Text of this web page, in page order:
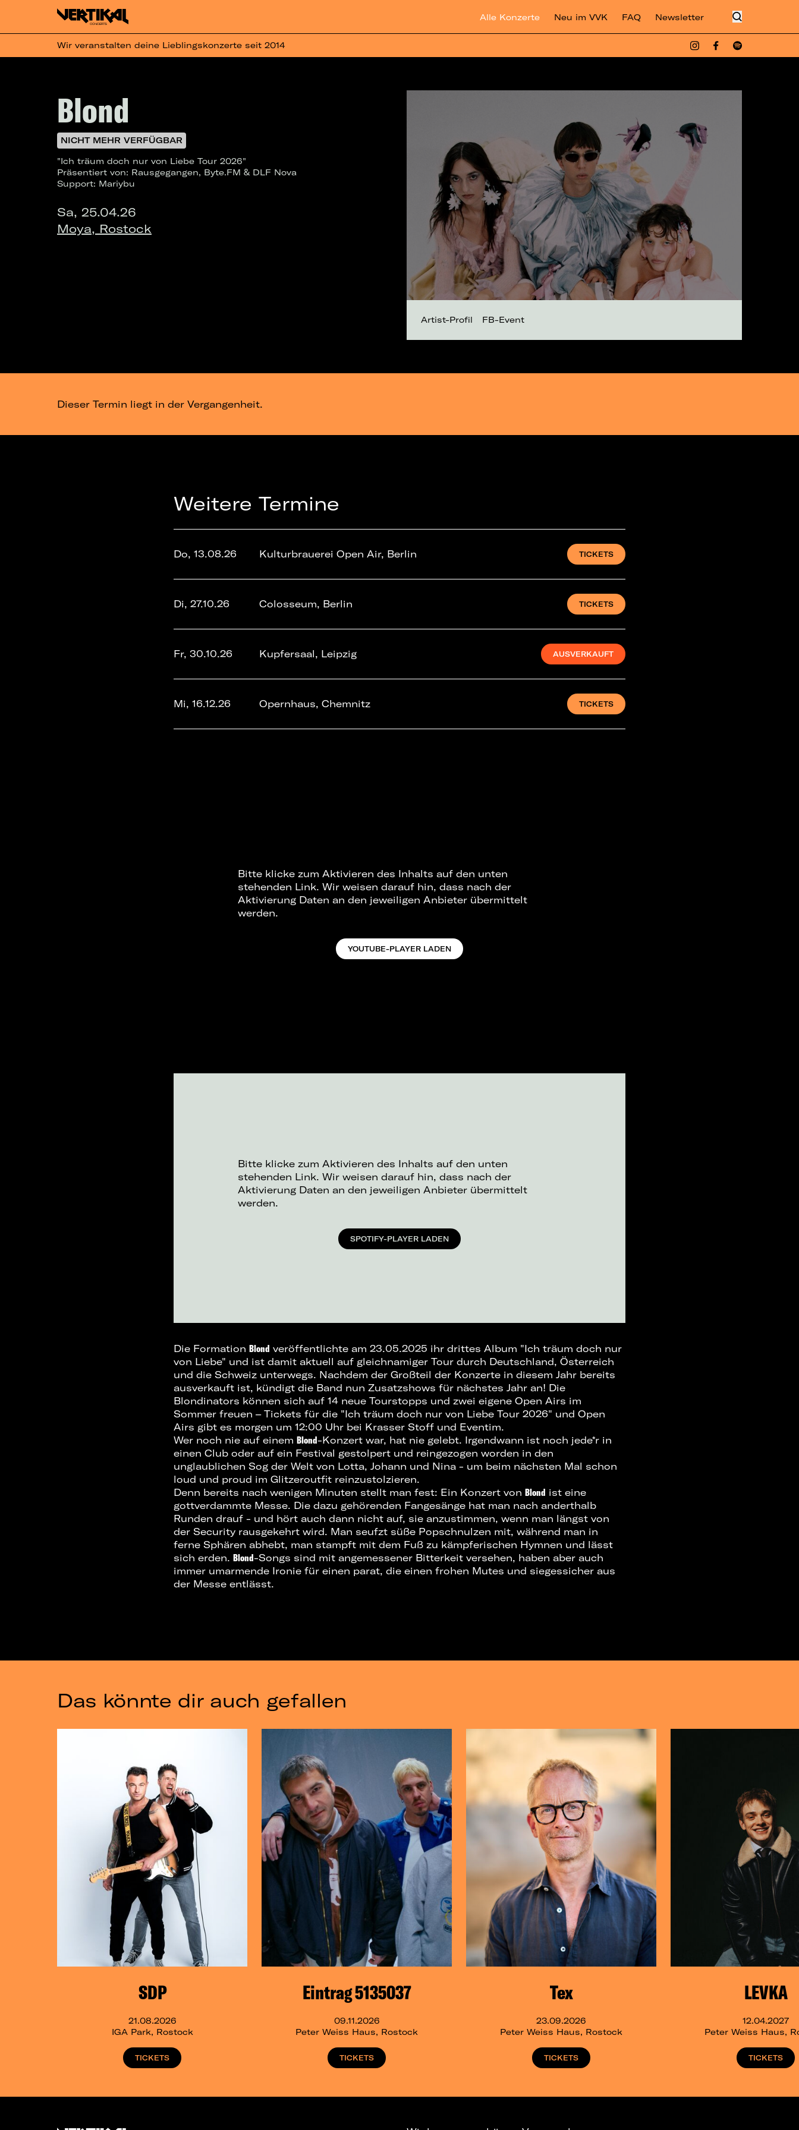
Alle Konzerte Neu im VVK FAQ Newsletter
Wir veranstalten deine Lieblingskonzerte seit 2014
Blond
NICHT MEHR VERFÜGBAR
"Ich träum doch nur von Liebe Tour 2026"
Präsentiert von: Rausgegangen, Byte.FM & DLF Nova
Support: Mariybu
Sa, 25.04.26
Moya, Rostock
Artist-Profil FB-Event
Dieser Termin liegt in der Vergangenheit.
Weitere Termine
Do, 13.08.26 Kulturbrauerei Open Air, Berlin TICKETS
Di, 27.10.26 Colosseum, Berlin TICKETS
Fr, 30.10.26 Kupfersaal, Leipzig AUSVERKAUFT
Mi, 16.12.26 Opernhaus, Chemnitz TICKETS
Bitte klicke zum Aktivieren des Inhalts auf den unten
stehenden Link. Wir weisen darauf hin, dass nach der
Aktivierung Daten an den jeweiligen Anbieter übermittelt
werden.
YOUTUBE-PLAYER LADEN
Bitte klicke zum Aktivieren des Inhalts auf den unten
stehenden Link. Wir weisen darauf hin, dass nach der
Aktivierung Daten an den jeweiligen Anbieter übermittelt
werden.
SPOTIFY-PLAYER LADEN
Die Formation Blond veröffentlichte am 23.05.2025 ihr drittes Album "Ich träum doch nur
von Liebe" und ist damit aktuell auf gleichnamiger Tour durch Deutschland, Österreich
und die Schweiz unterwegs. Nachdem der Großteil der Konzerte in diesem Jahr bereits
ausverkauft ist, kündigt die Band nun Zusatzshows für nächstes Jahr an! Die
Blondinators können sich auf 14 neue Tourstopps und zwei eigene Open Airs im
Sommer freuen – Tickets für die "Ich träum doch nur von Liebe Tour 2026" und Open
Airs gibt es morgen um 12:00 Uhr bei Krasser Stoff und Eventim.
Wer noch nie auf einem Blond-Konzert war, hat nie gelebt. Irgendwann ist noch jede*r in
einen Club oder auf ein Festival gestolpert und reingezogen worden in den
unglaublichen Sog der Welt von Lotta, Johann und Nina - um beim nächsten Mal schon
loud und proud im Glitzeroutfit reinzustolzieren.
Denn bereits nach wenigen Minuten stellt man fest: Ein Konzert von Blond ist eine
gottverdammte Messe. Die dazu gehörenden Fangesänge hat man nach anderthalb
Runden drauf - und hört auch dann nicht auf, sie anzustimmen, wenn man längst von
der Security rausgekehrt wird. Man seufzt süße Popschnulzen mit, während man in
ferne Sphären abhebt, man stampft mit dem Fuß zu kämpferischen Hymnen und lässt
sich erden. Blond-Songs sind mit angemessener Bitterkeit versehen, haben aber auch
immer umarmende Ironie für einen parat, die einen frohen Mutes und siegessicher aus
der Messe entlässt.
Das könnte dir auch gefallen
SDP
21.08.2026
IGA Park, Rostock
TICKETS
Eintrag 5135037
09.11.2026
Peter Weiss Haus, Rostock
TICKETS
Tex
23.09.2026
Peter Weiss Haus, Rostock
TICKETS
LEVKA
12.04.2027
Peter Weiss Haus,
TICKETS